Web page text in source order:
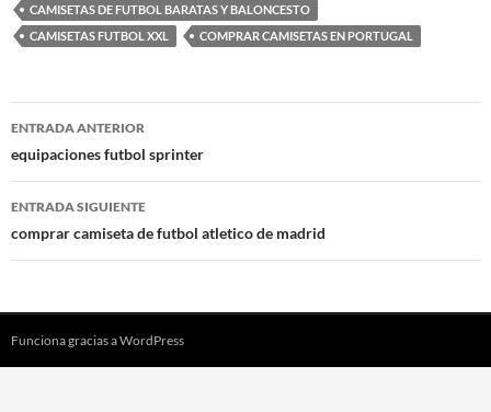
CAMISETAS DE FUTBOL BARATAS Y BALONCESTO
CAMISETAS FUTBOL XXL
COMPRAR CAMISETAS EN PORTUGAL
Navegación
de
entradas
ENTRADA ANTERIOR
equipaciones futbol sprinter
ENTRADA SIGUIENTE
comprar camiseta de futbol atletico de madrid
Funciona gracias a WordPress